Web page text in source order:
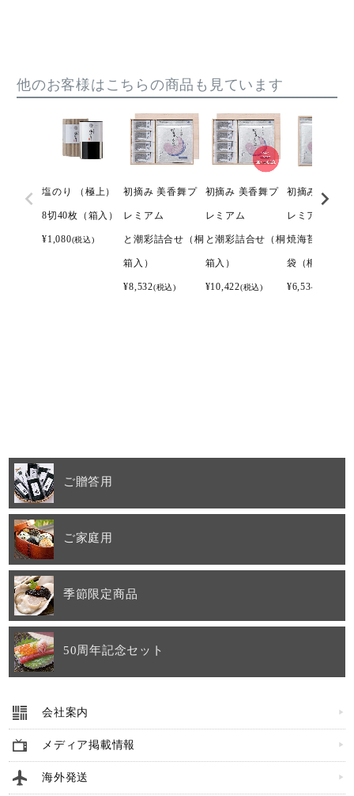
他のお客様はこちらの商品も見ています
塩のり （極上）
8切40枚（箱入）
¥1,080(税込)
初摘み 美香舞プ
レミアム
と潮彩詰合せ（桐
箱入）
¥8,532(税込)
初摘み 美香舞プ
レミアム
と潮彩詰合せ（桐
箱入）
¥10,422(税込)
初摘み 美香舞
レミアム
焼海苔 全型7
袋（桐箱入）
¥6,534
ご贈答用
ご家庭用
季節限定商品
50周年記念セット
会社案内
メディア掲載情報
海外発送